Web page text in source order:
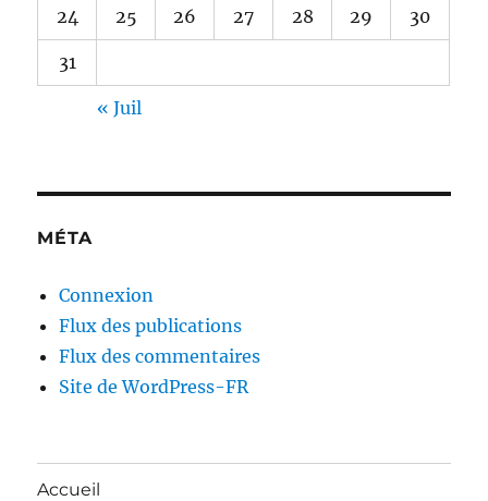
24 25 26 27 28 29 30
31
« Juil
MÉTA
Connexion
Flux des publications
Flux des commentaires
Site de WordPress-FR
Accueil